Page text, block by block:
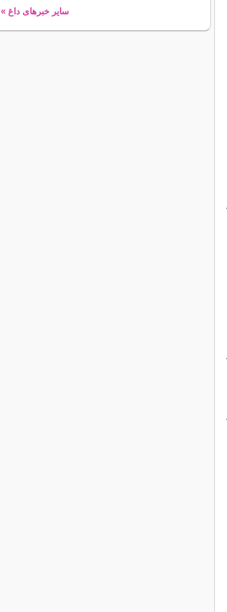
سایر خبرهای داغ »